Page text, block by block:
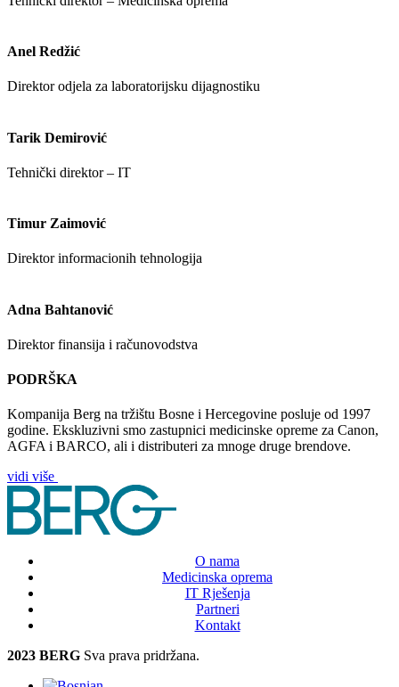
Anel Redžić
Direktor odjela za laboratorijsku dijagnostiku
Tarik Demirović
Tehnički direktor – IT
Timur Zaimović
Direktor informacionih tehnologija
Adna Bahtanović
Direktor finansija i računovodstva
PODRŠKA
Kompanija Berg na tržištu Bosne i Hercegovine posluje od 1997
godine. Ekskluzivni smo zastupnici medicinske opreme za Canon,
AGFA i BARCO, ali i distributeri za mnoge druge brendove.
vidi više
O nama
Medicinska oprema
IT Rješenja
Partneri
Kontakt
2023 BERG Sva prava pridržana.